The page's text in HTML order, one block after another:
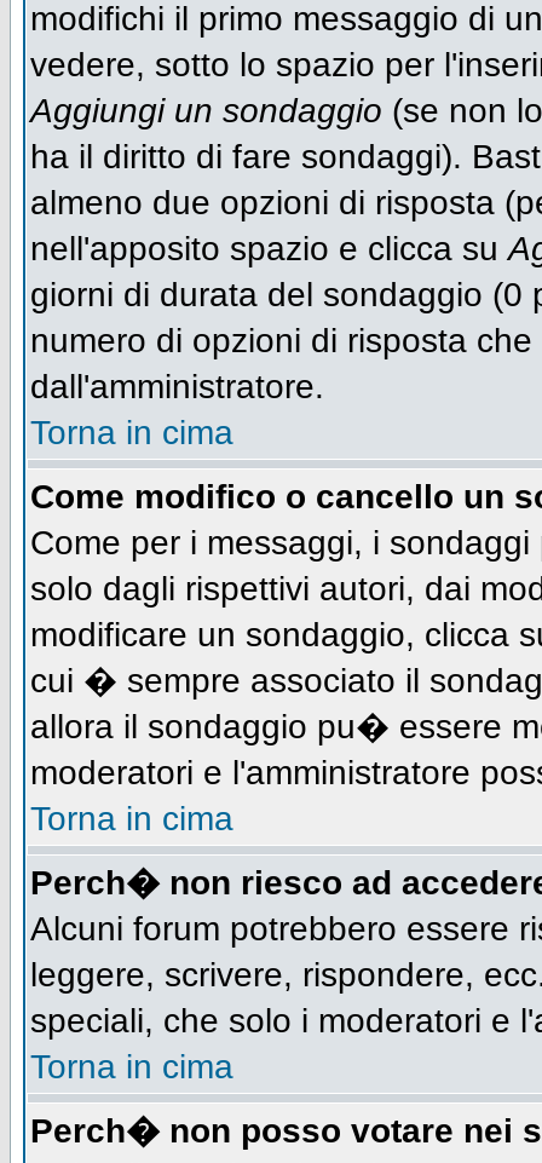
modifichi il primo messaggio di
vedere, sotto lo spazio per
Aggiungi un sondaggio (se non
ha il diritto di fare sondaggi).
almeno due opzioni di risposta
nell'apposito spazio e clicca su
giorni di durata del sondaggio
numero di opzioni di risposta
dall'amministratore.
Torna in cima
Come modifico o cancello un
Come per i messaggi, i
solo dagli rispettivi autori, dai
modificare un sondaggio, clicca
cui � sempre associato il
allora il sondaggio pu� essere
moderatori e l'amministratore
Torna in cima
Perch� non riesco ad
Alcuni forum potrebbero essere
leggere, scrivere, rispondere,
speciali, che solo i moderatori e
Torna in cima
Perch� non posso votare nei